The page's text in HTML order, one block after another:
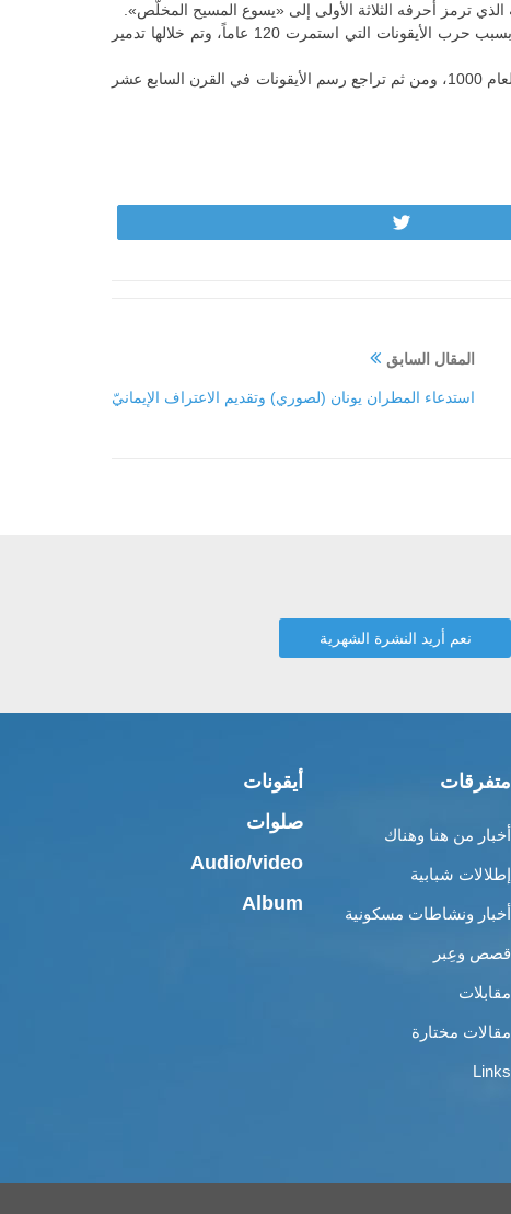
وبعد تنصير الإمبراطور الروماني قسطنطين الكبير في القرن الثالث 313- 337 م، عادت الأيقونة إلى عهدها، لتتوقَّف في القرن السابع، بسبب حرب الأيقونات التي استمرت 120 عاماً، وتم خلالها تدمير
وبعد الفتح العثماني للقسطنطينية انتقل الرسامون إلى اليونان وجزرها وروسيا التي اعتنقت الأرثوذكسية بفضل البطريركية الانطاكية في العام 1000، ومن ثم تراجع رسم الأيقونات في القرن السابع عشر
المقال السابق
استدعاء المطران يونان (لصوري) وتقديم الاعتراف الإيمانيّ
متفرقات
أخبار من هنا وهناك
إطلالات شبابية
أخبار ونشاطات مسكونية
قصص وعِبر
مقابلات
مقالات مختارة
Links
أيقونات
صلوات
Audio/video
Album